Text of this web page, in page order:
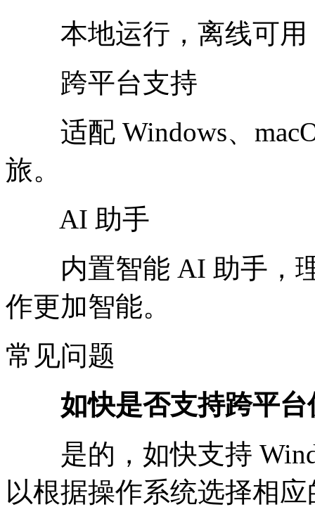
本地运行，离线可用
跨平台支持
适配 Windows、
旅。
AI 助手
内置智能 AI 助手，理
作更加智能。
常见问题
如快是否支持跨平台
是的，如快支持
以根据操作系统选择相